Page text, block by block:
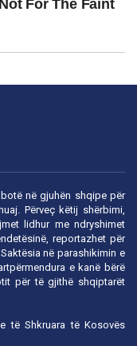
në gjuhën shqipe për
Përveç këtij shërbimi,
lidhur me ndryshimet
reportazhet për
në parashikimin e
e kanë bërë
për të gjithë shqiptarët
të Shkruara të Kosovës